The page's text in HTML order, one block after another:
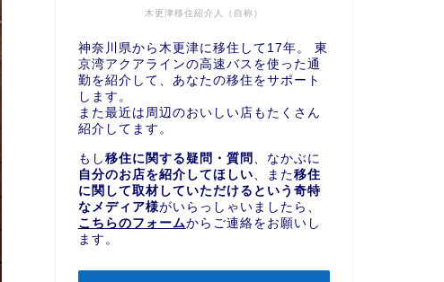
木更津移住紹介人（自称）
神奈川県から木更津に移住して17年。 東
京湾アクアラインの高速バスを使った通
勤を紹介して、あなたの移住をサポート
します。
また最近は周辺のおいしい店もたくさん
紹介してます。
もし 移住に関する疑問・質問
、なかぶに
自分のお店を紹介してほしい 、また移住
に関して取材していただけるという奇特
なメディア様がいらっしゃいましたら、
こちらのフォームからご連絡をお願いし
ます。